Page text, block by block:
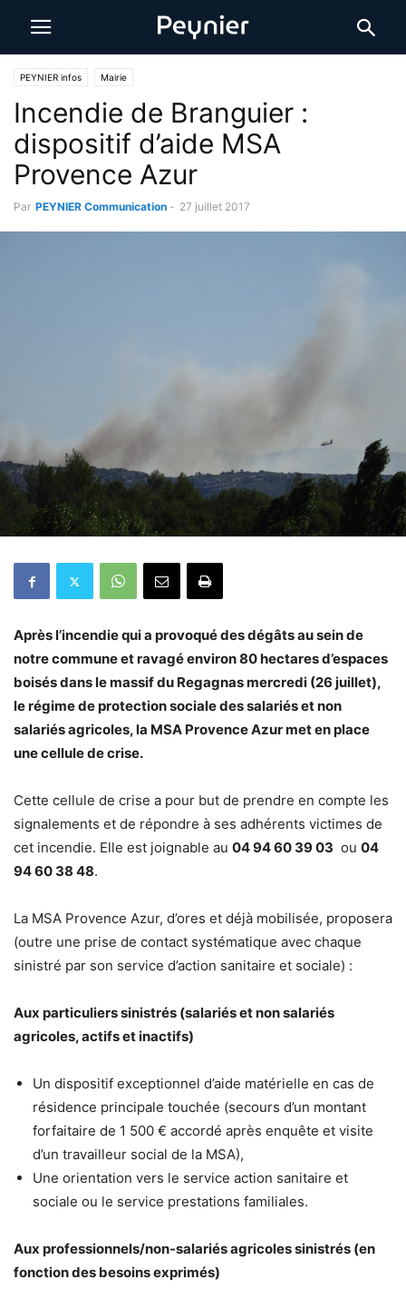
PEYNIER infos Mairie
Incendie de Branguier :
dispositif d’aide MSA
Provence Azur
Par PEYNIER Communication - 27 juillet 2017
Après l’incendie qui a provoqué des dégâts au sein de
notre commune et ravagé environ 80 hectares d’espaces
boisés dans le massif du Regagnas mercredi (26 juillet),
le régime de protection sociale des salariés et non
salariés agricoles, la MSA Provence Azur met en place
une cellule de crise.
Cette cellule de crise a pour but de prendre en compte les
signalements et de répondre à ses adhérents victimes de
cet incendie. Elle est joignable au 04 94 60 39 03 ou 04
94 60 38 48.
La MSA Provence Azur, d’ores et déjà mobilisée, proposera
(outre une prise de contact systématique avec chaque
sinistré par son service d’action sanitaire et sociale) :
Aux particuliers sinistrés (salariés et non salariés
agricoles, actifs et inactifs)
Un dispositif exceptionnel d’aide matérielle en cas de
résidence principale touchée (secours d’un montant
forfaitaire de 1 500 € accordé après enquête et visite
d’un travailleur social de la MSA),
Une orientation vers le service action sanitaire et
sociale ou le service prestations familiales.
Aux professionnels/non-salariés agricoles sinistrés (en
fonction des besoins exprimés)